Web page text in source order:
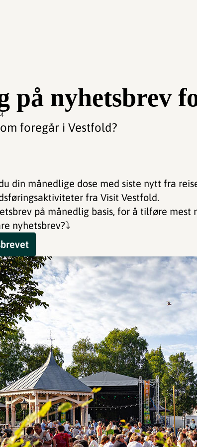
på nyhetsbrev
foregår i Vestfold?
din månedlige dose med siste nytt fra
fra Visit Vestfold.
på månedlig basis, for å tilføre mest
nyhetsbrev?⤵️